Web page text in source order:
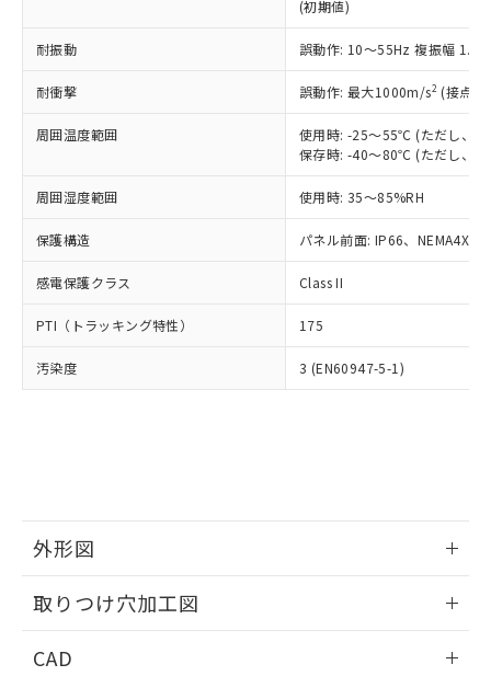
(初期値)
耐振動 誤動作: 10～55Hz 複振幅
耐衝撃 誤動作: 最大1000m/s2 (接点
周囲温度範囲
使用時: -25～55℃ (ただし、氷
保存時: -40～80℃ (ただし、氷
周囲湿度範囲 使用時: 35～85%RH
保護構造 パネル前面: IP66、NEMA4X,
感電保護クラス Class II
PTI（トラッキング特性） 175
汚染度 3 (EN60947-5-1)
外形図
取りつけ穴加工図
CAD
正式な納期状況および標準価格はお客
様のお取引先、またはお客様担当のオ
ムロン制御機器販売店・当社販売員に
販売ネットワーク
」をご確認
在庫状況および標準価格結果を当社の
事前の承諾なく第三者に漏洩または開
示しないようお願いします。
マイパーツ機能（部品リスト作成サー
ビス）をご利用いただくには、I-Web
メンバーズにご登録されている必要が
あります。
お客様が当ウェブサイト上で当社にご
登録された部品リストについて、当社
(PBDE) 1000ppm以下、フタル酸ビス(2-エチルヘキシ
ル) (DEHP)(別名：DOP) 1000ppm以下、フタル酸ブチ
ルベンジル（BBP） 1000ppm以下、フタル酸ジブチル
（DBP） 1000ppm以下、フタル酸ジイソブチル
但し、RoHS指令で産業用監視および制御機器に対する
フタル酸エステル類の４物質については閾値を超える意
図的な使用がないことを確認しています。
※2 対応予定月
部品在庫の切り替え状況などにより、予定
月が前後することがあります。
※3 非含有証明書ダウンロード
※本証明書は発行日時点で非含有を証明す
るもので、過去に遡って非含有を証明する
ものではありません。
また、RoHS指令のフタル酸エステル類４
物質の対応では、対応完了までの期間は出
ニル類) : 1000ppm、 PBDEs(ポリ臭化ジフェニルエーテ
DBP(フタル酸ジブチル) : 1000ppm、 DIBP(フタル酸ジ
イソブチル) : 1000ppm、 BBP(フタル酸ブチルベンジ
DEHP(フタル酸ビス(2-エチルヘキシル)) : 1000ppm
「ｅ」：有害物質（10物質）のすべてが基
「10」：通常の使用状況下において有害物
質が外部に漏えいし、環境に深刻な影響を
及ぼさない年数を意味します。
「－」：未確認です。当社販売部門へお問
当社は規制貨物を破棄する場合は、完
全に破砕するなど、違法に輸出されな
いよう必要な手段を講じます。
当社は貴社製品を、核兵器、ミサイ
ル、化学兵器、生物兵器またはその他
武器並びにこれらの製造装置等に一切
場合は、上記1、2および3の内容を当
該第三者に通知します。また当社は、
販売先および販売に係わる関係者が違
法に輸出するおそれがある場合は、取
り引きをいたしません。
一定数以上の在庫あり
一定数には満たないが在庫あり
在庫なし(最新の在庫状況につ
いては、お客様のお取引先、ま
たはお客様担当のオムロン制御
機器販売店・当社販売員にご確
白
受注生産機種、また在庫状況の
情報を公開していない機種